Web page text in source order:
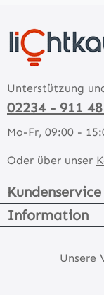
Unterstützung
02234 - 911
Mo-Fr, 09:00 -
Oder über unser
Kundenservice
Information
Unsere